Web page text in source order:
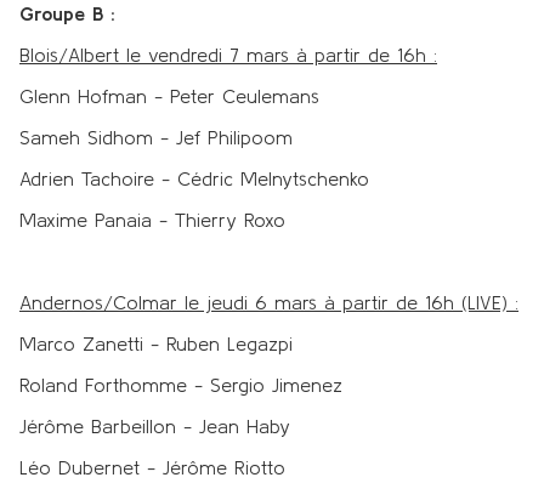
Groupe B :
Blois/Albert le vendredi 7 mars à partir de 16h :
Glenn Hofman - Peter Ceulemans
Sameh Sidhom - Jef Philipoom
Adrien Tachoire - Cédric Melnytschenko
Maxime Panaia - Thierry Roxo
Andernos/Colmar le jeudi 6 mars à partir de 16h (LIVE) :
Marco Zanetti - Ruben Legazpi
Roland Forthomme - Sergio Jimenez
Jérôme Barbeillon - Jean Haby
Léo Dubernet - Jérôme Riotto